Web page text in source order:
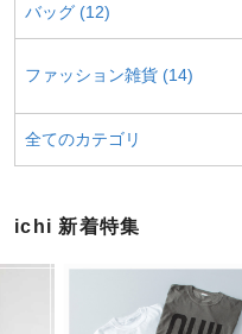
バッグ (12)
ファッション雑貨 (14)
全てのカテゴリ
ichi 新着特集